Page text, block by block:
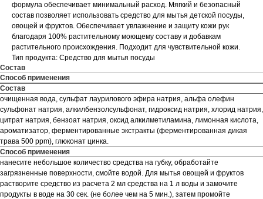
формула обеспечивает минимальный расход. Мягкий и безопасный
состав позволяет использовать средство для мытья детской посуды,
овощей и фруктов. Обеспечивает увлажнение и защиту кожи рук
благодаря 100% растительному моющему составу и добавкам
растительного происхождения. Подходит для чувствительной кожи.
Тип продукта: Средство для мытья посуды
Состав
Способ применения
Состав
очищенная вода, сульфат лаурилового эфира натрия, альфа олефин
сульфонат натрия, алкилбензолсульфонат, гидроксид натрия, хлорид натрия,
цитрат натрия, бензоат натрия, оксид алкилметиламина, лимонная кислота,
ароматизатор, ферментированные экстракты (ферментированная дикая
трава 500 ppm), глюконат цинка.
Способ применения
нанесите небольшое количество средства на губку, обработайте
загрязненные поверхности, смойте водой. Для мытья овощей и фруктов
растворите средство из расчета 2 мл средства на 1 л воды и замочите
продукты в воде на 30 сек. (не более чем на 5 мин.), затем промойте